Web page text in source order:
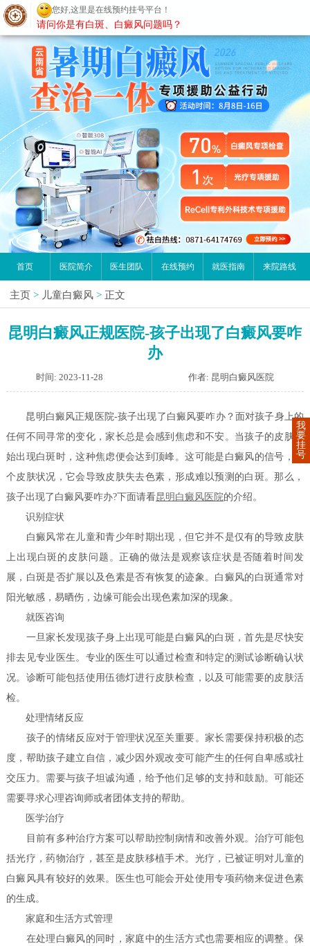
昆明白癜风医院
首页 医院简介 医生团队 在线预约 就医指南 来院路线
主页 > 儿童白癜风 > 正文
昆明白癜风正规医院-孩子出现了白癜风要咋
办
时间: 2023-11-28 作者: 昆明白癜风医院
昆明白癜风正规医院-孩子出现了白癜风要咋办？面对孩子身上的
任何不同寻常的变化，家长总是会感到焦虑和不安。当孩子的皮肤开
始出现白斑时，这种焦虑便会达到顶峰。这可能是白癜风的信号，一
个皮肤状况，它会导致皮肤失去色素，形成难以预测的白斑。那么，
孩子出现了白癜风要咋办?下面请看昆明白癜风医院的介绍。
识别症状
白癜风常在儿童和青少年时期出现，但它并不是仅有的导致皮肤
上出现白斑的皮肤问题。正确的做法是观察该症状是否随着时间发
展，白斑是否扩展以及色素是否有恢复的迹象。白癜风的白斑通常对
阳光敏感，易晒伤，边缘可能会出现色素加深的现象。
就医咨询
一旦家长发现孩子身上出现可能是白癜风的白斑，首先是尽快安
排去见专业医生。专业的医生可以通过检查和特定的测试诊断确认状
况。诊断可能包括使用伍德灯进行皮肤检查，以及可能需要的皮肤活
检。
处理情绪反应
孩子的情绪反应对于管理状况至关重要。家长需要保持积极的态
度，帮助孩子建立自信，减少因外观改变可能产生的任何自卑感或社
交压力。需要与孩子坦诚沟通，给予他们足够的支持和鼓励。可能还
需要寻求心理咨询师或者团体支持的帮助。
医学治疗
目前有多种治疗方案可以帮助控制病情和改善外观。治疗可能包
括光疗，药物治疗，甚至是皮肤移植手术。光疗，已被证明对儿童的
白癜风具有较好的效果。医生也可能会开处使用专项药物来促进色素
的生成。
家庭和生活方式管理
在处理白癜风的同时，家庭中的生活方式也需要相应的调整。保
我
要
挂
号
您好,这里是在线预约挂号平台！
请问你是有白斑、白癜风问题吗？